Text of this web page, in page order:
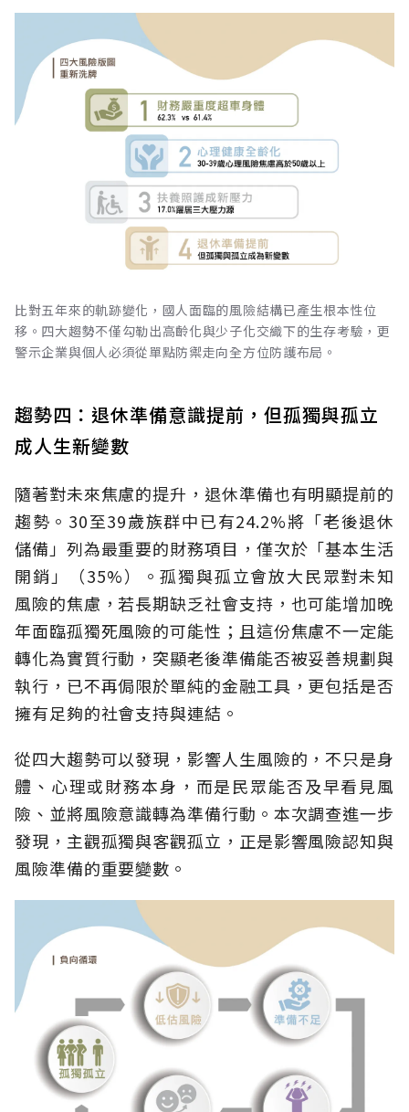
比對五年來的軌跡變化，國人面臨的風險結構已產生根本性位
移。四大趨勢不僅勾勒出高齡化與少子化交織下的生存考驗，更
警示企業與個人必須從單點防禦走向全方位防護布局。
趨勢四：退休準備意識提前，但孤獨與孤立
成人生新變數
隨著對未來焦慮的提升，退休準備也有明顯提前的
趨勢。30至39歲族群中已有24.2%將「老後退休
儲備」列為最重要的財務項目，僅次於「基本生活
開銷」（35%）。孤獨與孤立會放大民眾對未知
風險的焦慮，若長期缺乏社會支持，也可能增加晚
年面臨孤獨死風險的可能性；且這份焦慮不一定能
轉化為實質行動，突顯老後準備能否被妥善規劃與
執行，已不再侷限於單純的金融工具，更包括是否
擁有足夠的社會支持與連結。
從四大趨勢可以發現，影響人生風險的，不只是身
體、心理或財務本身，而是民眾能否及早看見風
險、並將風險意識轉為準備行動。本次調查進一步
發現，主觀孤獨與客觀孤立，正是影響風險認知與
風險準備的重要變數。